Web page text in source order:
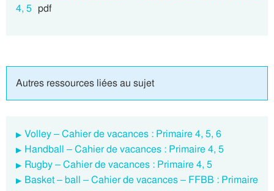
4, 5 pdf
Autres ressources liées au sujet
Volley – Cahier de vacances : Primaire 4, 5, 6
Handball – Cahier de vacances : Primaire 4, 5
Rugby – Cahier de vacances : Primaire 4, 5
Basket – ball – Cahier de vacances – FFBB : Primaire